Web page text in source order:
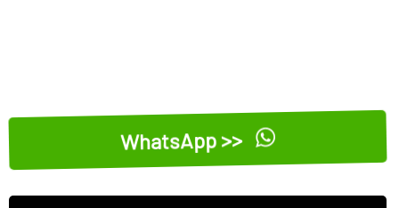
WhatsApp >>